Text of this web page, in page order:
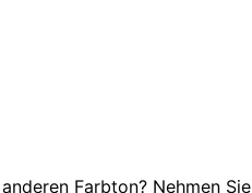
Farbton? Nehmen Sie